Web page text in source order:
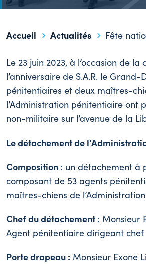
Accueil Actualités Fête
Le 23 juin 2023, à l’occasion de
l’anniversaire de S.A.R. le Grand-
pénitentiaires et deux maîtres-
l’Administration pénitentiaire ont
non-militaire sur l’avenue de la
Le détachement de
Composition : un détachement à
composant de 53 agents
maîtres-chiens de
Chef du détachement: Monsieur
Agent pénitentiaire dirigeant chef
Porte drapeau : Monsieur Exone